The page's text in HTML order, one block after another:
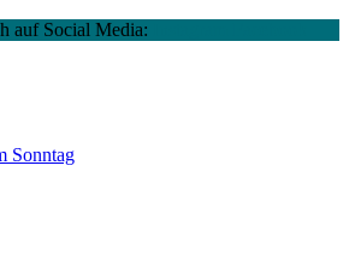
auf Social Media:
Sonntag